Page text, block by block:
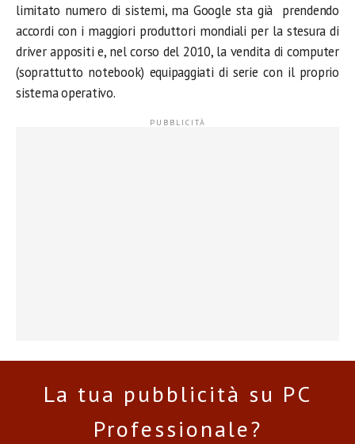
limitato numero di sistemi, ma Google sta già prendendo
accordi con i maggiori produttori mondiali per la stesura di
driver appositi e, nel corso del 2010, la vendita di computer
(soprattutto notebook) equipaggiati di serie con il proprio
sistema operativo.
La tua pubblicità su PC
Professionale?